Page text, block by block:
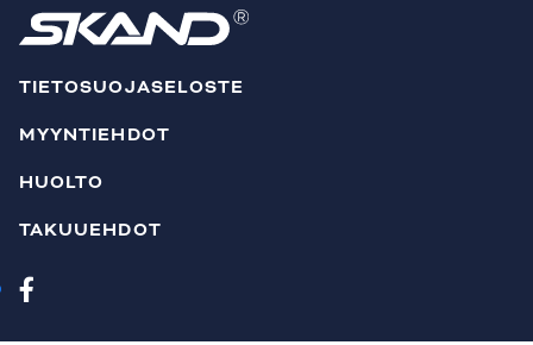
TIETOSUOJASELOSTE
MYYNTIEHDOT
HUOLTO
TAKUUEHDOT